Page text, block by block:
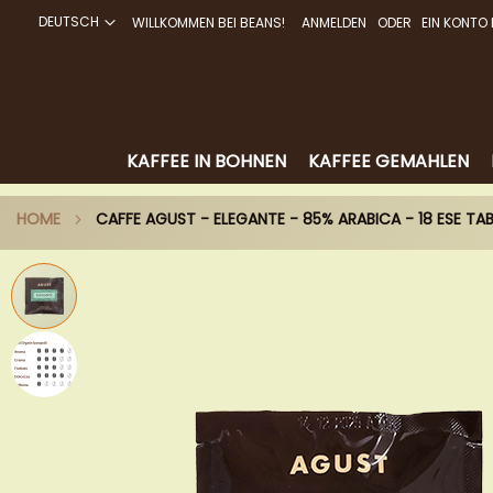
DIREKT
DEUTSCH WILLKOMMEN BEI BEANS! ANMELDEN EIN KONTO
KAFFEE IN BOHNEN KAFFEE GEMAHLEN
HOME CAFFE AGUST - ELEGANTE - 85% ARABICA - 18 ESE
Zum
Ende
der
Bildergalerie
springen